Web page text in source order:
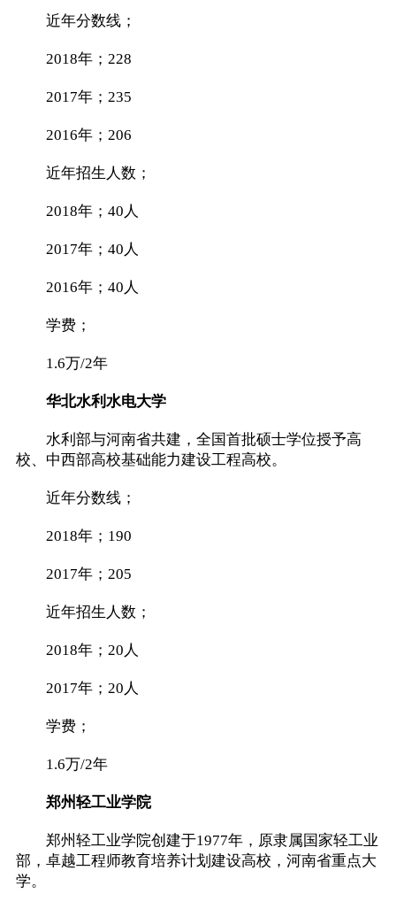
近年分数线；
2018年；228
2017年；235
2016年；206
近年招生人数；
2018年；40人
2017年；40人
2016年；40人
学费；
1.6万/2年
华北水利水电大学
水利部与河南省共建，全国首批硕士学位授予高
校、中西部高校基础能力建设工程高校。
近年分数线；
2018年；190
2017年；205
近年招生人数；
2018年；20人
2017年；20人
学费；
1.6万/2年
郑州轻工业学院
郑州轻工业学院创建于1977年，原隶属国家轻工业
部，卓越工程师教育培养计划建设高校，河南省重点大
学。